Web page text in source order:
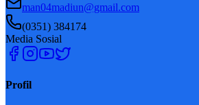
man04madiun@gmail.com
(0351) 384174
Media Sosial
Profil